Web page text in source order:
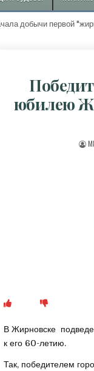
добычи первой
юбилею
В Жирновске
к его 60-летию.
Так, победителем